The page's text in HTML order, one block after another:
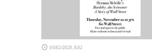
05/02/2020, 8:02